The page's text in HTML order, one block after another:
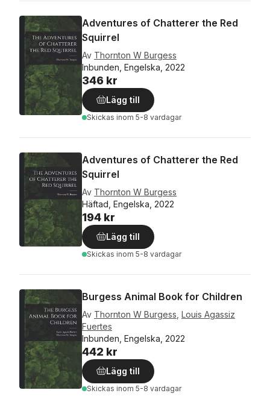
Adventures of Chatterer the Red
Squirrel
Av Thornton W Burgess
Inbunden, Engelska, 2022
346 kr
Lägg till
Skickas inom 5-8 vardagar
Adventures of Chatterer the Red
Squirrel
Av Thornton W Burgess
Häftad, Engelska, 2022
194 kr
Lägg till
Skickas inom 5-8 vardagar
Burgess Animal Book for Children
Av Thornton W Burgess Louis Agassiz
Fuertes
Inbunden, Engelska, 2022
442 kr
Lägg till
Skickas inom 5-8 vardagar